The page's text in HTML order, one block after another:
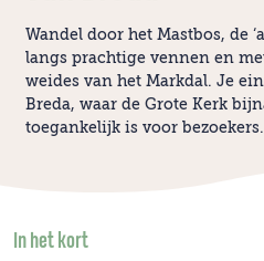
Wandel door het Mastbos, de
langs prachtige vennen en
weides van het Markdal. Je
Breda, waar de Grote Kerk
toegankelijk is voor bezoekers.
In het kort